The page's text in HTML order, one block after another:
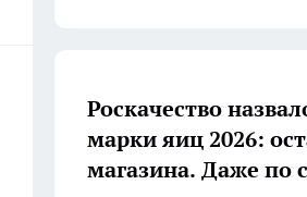
Роскачество
марки яиц 2026:
магазина. Даже по